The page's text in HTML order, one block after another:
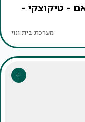
- טיקוצקי -
מערכת בית ונוי